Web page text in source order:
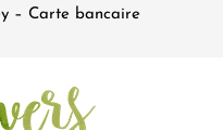
– Carte bancaire